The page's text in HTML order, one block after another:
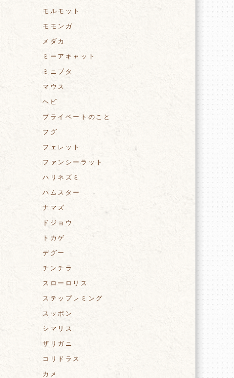
モルモット
モモンガ
メダカ
ミーアキャット
ミニブタ
マウス
ヘビ
プライベートのこと
フグ
フェレット
ファンシーラット
ハリネズミ
ハムスター
ナマズ
ドジョウ
トカゲ
デグー
チンチラ
スローロリス
ステップレミング
スッポン
シマリス
ザリガニ
コリドラス
カメ